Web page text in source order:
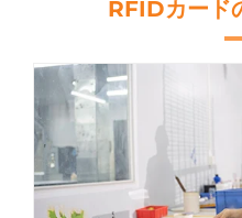
RFIDカード